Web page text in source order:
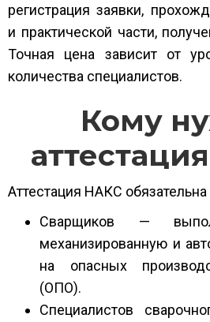
регистрация заявки,
и практической части,
Точная цена зависит от
количества специалистов.
Кому
Аттестация НАКС
Сварщиков —
механизированную и
на опасных
(ОПО).
Специалистов